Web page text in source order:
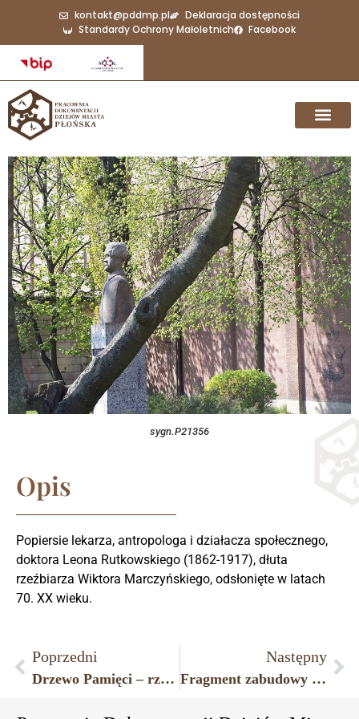
kontakt@pddmp.pl
Deklaracja dostępności
Standardy Ochrony Małoletnich
Facebook
sygn.P21356
Opis
Popiersie lekarza, antropologa i działacza społecznego,
doktora Leona Rutkowskiego (1862-1917), dłuta
rzeźbiarza Wiktora Marczyńskiego, odsłonięte w latach
70. XX wieku.
Poprzedni
Drzewo Pamięci – rzeźba symbolizująca przyjaźń i wzajemną współpracę pomiędzy Płońskiem a okręgiem Ramat Negev w Izraelu, odsłonięta w marcu 2002 roku w miejscu urodzenia Dawida Ben Guriona przy dawnej ulicy Koziej w Płońsku (obecna ulica Wspólna).
Następny
Fragment zabudowy ulicy Wolności w Płońsku.